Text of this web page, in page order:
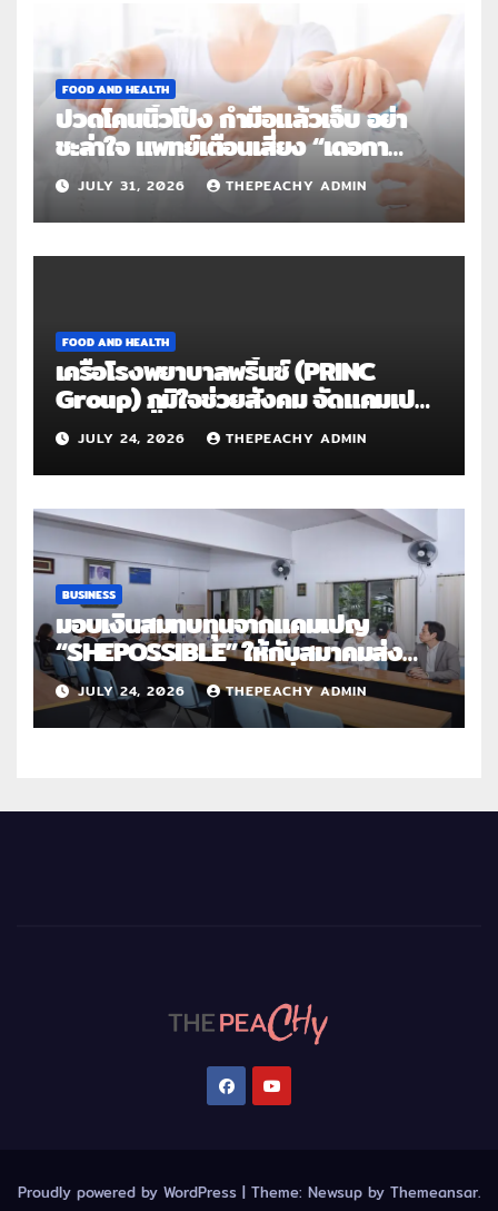
FOOD AND HEALTH
ปวดโคนนิ้วโป้ง กำมือแล้วเจ็บ อย่า
ชะล่าใจ แพทย์เตือนเสี่ยง “เดอกา
แวง” โรคปลอกหุ้มเอ็นอักเสบจากการ
ใช้งานซ้ำ
JULY 31, 2026 THEPEACHY ADMIN
FOOD AND HEALTH
เครือโรงพยาบาลพริ้นซ์ (PRINC
Group) ภูมิใจช่วยสังคม จัดแคมเปญ
ใหญ่ระดับประเทศ “PRINC ผสาน :
สานต่อการให้ไม่สิ้นสุด”
JULY 24, 2026 THEPEACHY ADMIN
BUSINESS
มอบเงินสมทบทุนจากแคมเปญ
“SHEPOSSIBLE” ให้กับสมาคมส่ง
เสริมสถานภาพสตรีฯ เนื่องในวันสตรี
สากล 2569
JULY 24, 2026 THEPEACHY ADMIN
Proudly powered by WordPress | Theme: Newsup by Themeansar.